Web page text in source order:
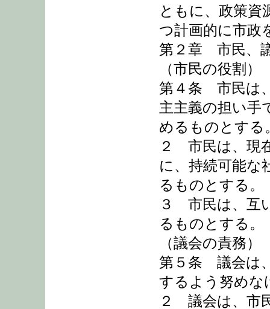
ともに、政策資
つ計画的に市政
第２章 市民、
（市民の役割）
第４条 市民は
主主義の担い手
めるものとする
２ 市民は、現
に、持続可能な
るものとする。
３ 市民は、互
るものとする。
（議会の責務）
第５条 議会は
するよう努めな
２ 議会は、市